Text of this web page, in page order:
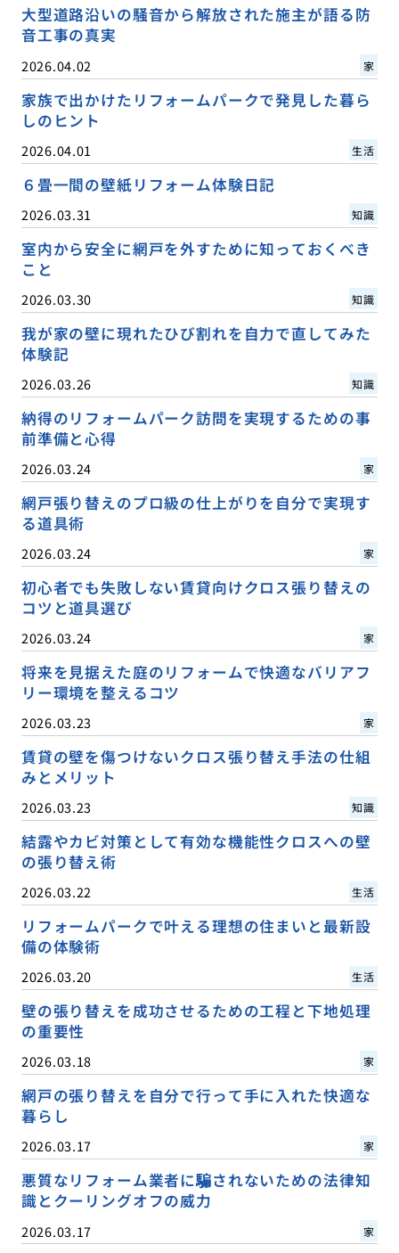
大型道路沿いの騒音から解放された施主が語る防
音工事の真実
2026.04.02 家
家族で出かけたリフォームパークで発見した暮ら
しのヒント
2026.04.01 生活
６畳一間の壁紙リフォーム体験日記
2026.03.31 知識
室内から安全に網戸を外すために知っておくべき
こと
2026.03.30 知識
我が家の壁に現れたひび割れを自力で直してみた
体験記
2026.03.26 知識
納得のリフォームパーク訪問を実現するための事
前準備と心得
2026.03.24 家
網戸張り替えのプロ級の仕上がりを自分で実現す
る道具術
2026.03.24 家
初心者でも失敗しない賃貸向けクロス張り替えの
コツと道具選び
2026.03.24 家
将来を見据えた庭のリフォームで快適なバリアフ
リー環境を整えるコツ
2026.03.23 家
賃貸の壁を傷つけないクロス張り替え手法の仕組
みとメリット
2026.03.23 知識
結露やカビ対策として有効な機能性クロスへの壁
の張り替え術
2026.03.22 生活
リフォームパークで叶える理想の住まいと最新設
備の体験術
2026.03.20 生活
壁の張り替えを成功させるための工程と下地処理
の重要性
2026.03.18 家
網戸の張り替えを自分で行って手に入れた快適な
暮らし
2026.03.17 家
悪質なリフォーム業者に騙されないための法律知
識とクーリングオフの威力
2026.03.17 家